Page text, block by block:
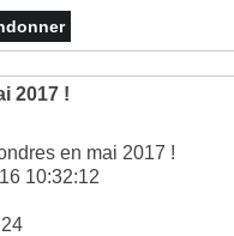
2017 !
en mai 2017 !
10:32:12